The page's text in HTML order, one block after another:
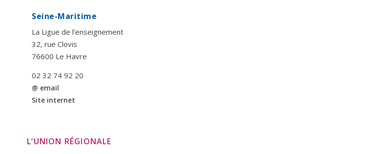
Seine-Maritime
La Ligue de l’enseignement
32, rue Clovis
76600 Le Havre
02 32 74 92 20
@ email
Site internet
L’UNION RÉGIONALE